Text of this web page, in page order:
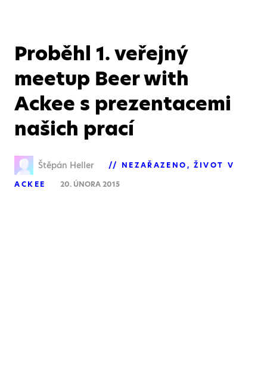
Proběhl 1. veřejný
meetup Beer with
Ackee s prezentacemi
našich prací
Štěpán Heller NEZAŘAZENO
ŽIVOT V
ACKEE
20. ÚNORA 2015